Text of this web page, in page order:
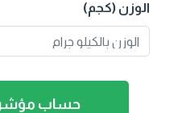
الوزن (كجم)
حساب مؤشر